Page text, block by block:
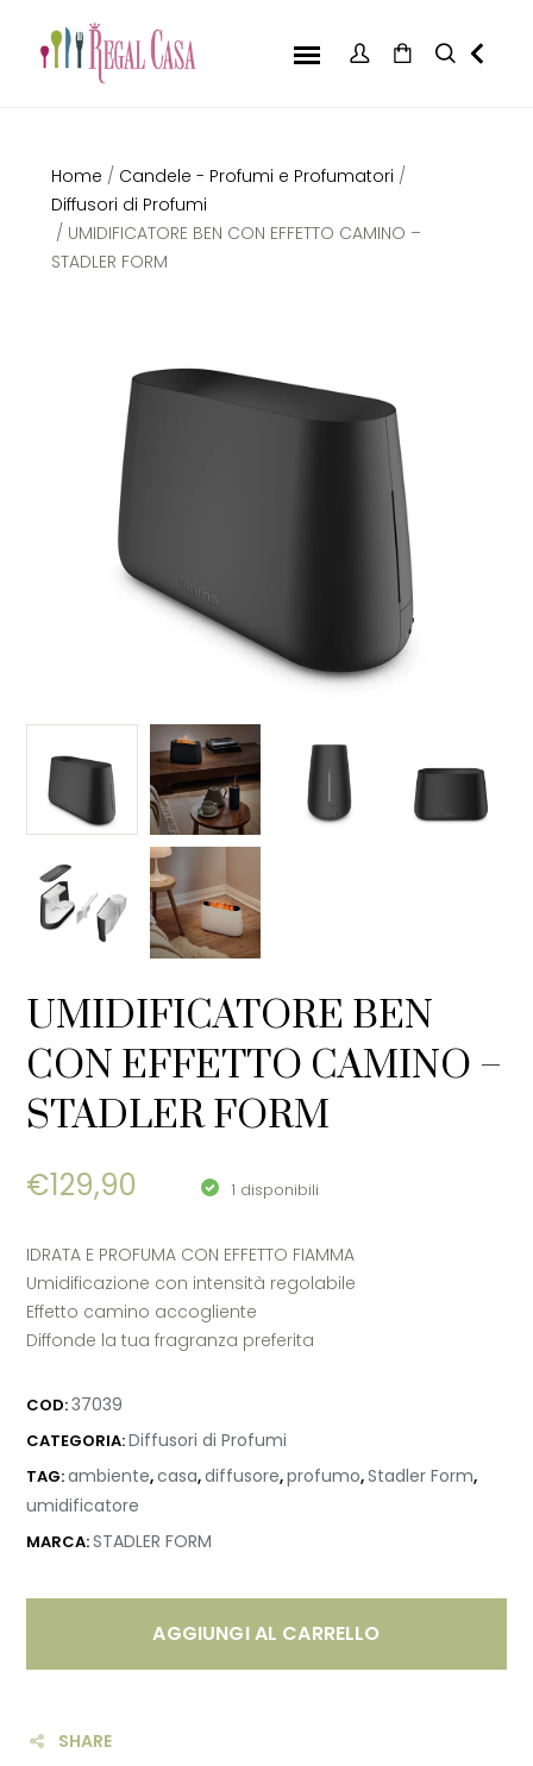
Home / Candele - Profumi e Profumatori /
Diffusori di Profumi
/ UMIDIFICATORE BEN CON EFFETTO CAMINO –
STADLER FORM
UMIDIFICATORE BEN
CON EFFETTO CAMINO –
STADLER FORM
€129,90 1 disponibili
IDRATA E PROFUMA CON EFFETTO FIAMMA
Umidificazione con intensità regolabile
Effetto camino accogliente
Diffonde la tua fragranza preferita
COD:37039
CATEGORIA:Diffusori di Profumi
TAG:ambiente,casa,diffusore,profumo,Stadler Form,
umidificatore
MARCA:STADLER FORM
AGGIUNGI AL CARRELLO
SHARE